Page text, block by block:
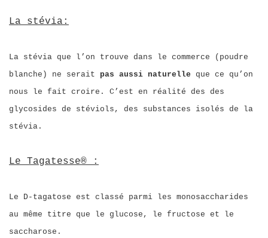
La stévia:
La stévia que l’on trouve dans le commerce (poudre
blanche) ne serait pas aussi naturelle que ce qu’on
nous le fait croire. C’est en réalité des des
glycosides de stéviols, des substances isolés de la
stévia.
Le Tagatesse® :
Le D-tagatose est classé parmi les monosaccharides
au même titre que le glucose, le fructose et le
saccharose.